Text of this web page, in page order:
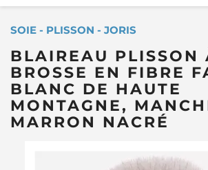
SOIE - PLISSON - JORIS
BLAIREAU PLISSON
BROSSE EN FIBRE
BLANC DE HAUTE
MONTAGNE,
MARRON NACRÉ